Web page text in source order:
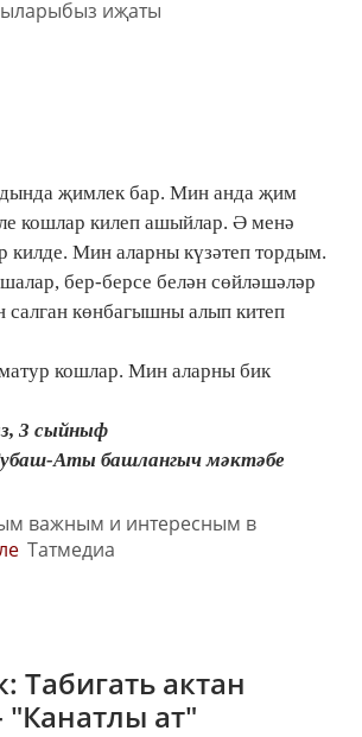
җимлек бар. Мин анда җим
кошлар килеп ашыйлар. Ә менә
килде. Мин аларны күзәтеп тордым.
бер-берсе белән сөйләшәләр
салган көнбагышны алып китеп
кошлар. Мин аларны бик
3 сыйныф
Аты башлангыч мәктәбе
важным и интересным в
Татмедиа
Табигать актан
"Канатлы ат"